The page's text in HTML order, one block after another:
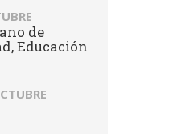
de
Educación